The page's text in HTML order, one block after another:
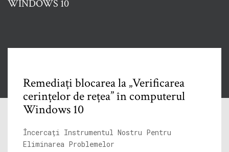
WINDOWS 10
Remediați blocarea la „Verificarea
cerințelor de rețea” în computerul
Windows 10
Încercați Instrumentul Nostru Pentru
Eliminarea Problemelor